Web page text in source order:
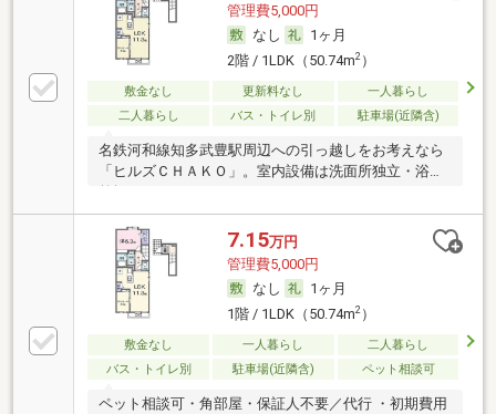
管理費5,000円
なし
1ヶ月
2階 / 1LDK（50.74m2）
敷金なし 更新料なし
一人暮らし
二人暮らし
バス・トイレ別 駐車場(近隣含)
名鉄河和線知多武豊駅周辺への引っ越しをお考えなら
「ヒルズＣＨＡＫＯ」。室内設備は洗面所独立・浴室
7.15万円
管理費5,000円
なし
1ヶ月
1階 / 1LDK（50.74m2）
敷金なし 一人暮らし
二人暮らし
バス・トイレ別
駐車場(近隣含) ペット相談可
ペット相談可・角部屋・保証人不要／代行 ・初期費用